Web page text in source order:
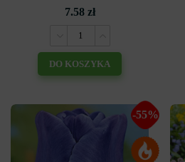
7.58 zł
DO KOSZYKA
-55%